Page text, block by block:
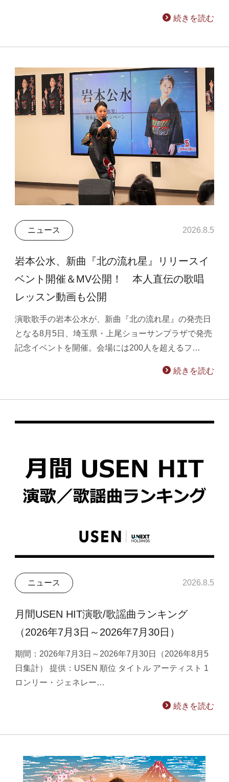
続きを読む
ニュース 2026.8.5
岩本公水、新曲『北の流れ星』リリースイ
ベント開催＆MV公開！ 本人直伝の歌唱
レッスン動画も公開
演歌歌手の岩本公水が、新曲『北の流れ星』の発売日
となる8月5日、埼玉県・上尾ショーサンプラザで発売
記念イベントを開催。会場には200人を超えるフ…
続きを読む
ニュース 2026.8.5
月間USEN HIT演歌/歌謡曲ランキング
（2026年7月3日～2026年7月30日）
期間：2026年7月3日～2026年7月30日（2026年8月5
日集計） 提供：USEN 順位 タイトル アーティスト 1
ロンリー・ジェネレー…
続きを読む